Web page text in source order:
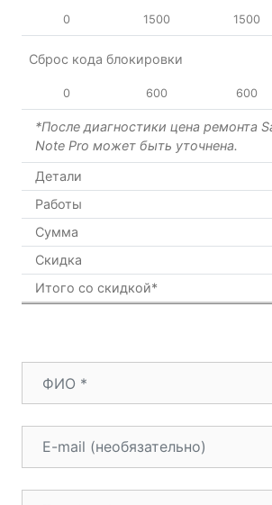
0 1500 1500
Сброс кода блокировки
0 600 600
*После диагностики цена ремонта
Note Pro может быть уточнена.
Детали
Работы
Сумма
Скидка
Итого со скидкой*